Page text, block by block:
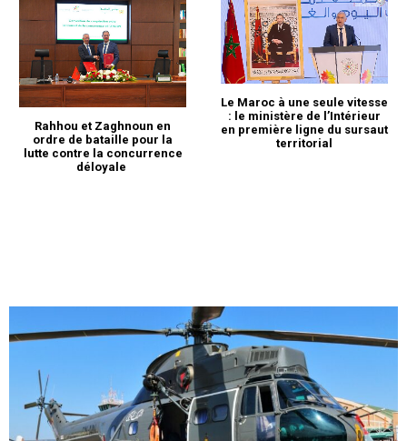
le1.ma
Rahhou et Zaghnoun en
ordre de bataille pour la
lutte contre la concurrence
déloyale
Le Maroc à une seule vitesse
: le ministère de l’Intérieur
en première ligne du sursaut
territorial